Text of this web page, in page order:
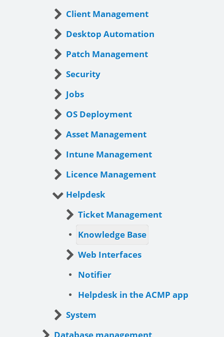
Client Management
Desktop Automation
Patch Management
Security
Jobs
OS Deployment
Asset Management
Intune Management
Licence Management
Helpdesk
Ticket Management
Knowledge Base
Web Interfaces
Notifier
Helpdesk in the ACMP app
System
Database management